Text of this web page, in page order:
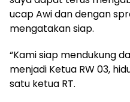
ucap Awi dan dengan
mengatakan siap.
“Kami siap mendukung
menjadi Ketua RW 03,
satu ketua RT.